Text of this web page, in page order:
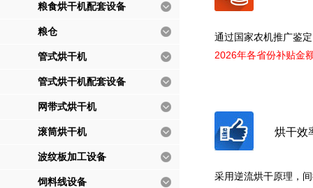
粮食烘干机配套设备
粮仓
管式烘干机
管式烘干机配套设备
网带式烘干机
滚筒烘干机
波纹板加工设备
饲料线设备
通过国家农机推广鉴
2026年各省份补贴金
烘干效
采用逆流烘干原理，